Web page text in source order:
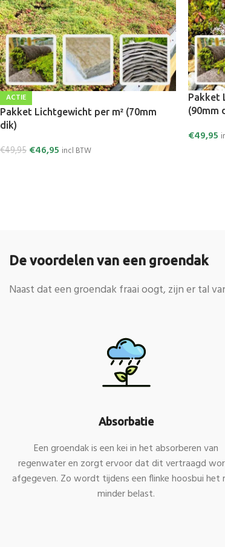
ACTIE
Pakket Lichtgewicht per m² (70mm
dik)
€49,95 €46,95 incl BTW
Pakket
(90mm
€49,95
De voordelen van een groendak
Naast dat een groendak fraai oogt, zijn er tal
Absorbatie
Een groendak is een kei in het absorberen van
regenwater en zorgt ervoor dat dit vertraagd
afgegeven. Zo wordt tijdens een flinke hoosbui het
minder belast.